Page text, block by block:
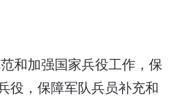
和加强国家兵役工作，保
役，保障军队兵员补充和